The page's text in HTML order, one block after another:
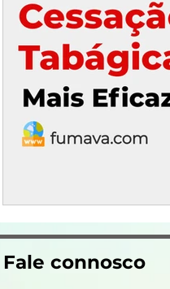
Fale connosco